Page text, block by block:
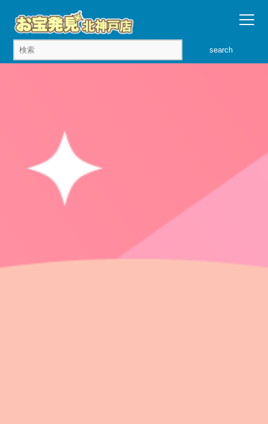
search